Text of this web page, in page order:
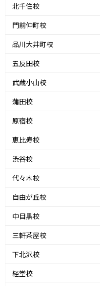
北千住校
門前仲町校
品川大井町校
五反田校
武蔵小山校
蒲田校
原宿校
恵比寿校
渋谷校
代々木校
自由が丘校
中目黒校
三軒茶屋校
下北沢校
経堂校